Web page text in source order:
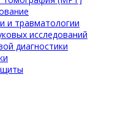
и травматологии
исследований
диагностики